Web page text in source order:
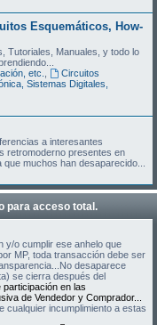
Esquemáticos, How-
Tutoriales, Manuales, y todo lo
etc.
Circuitos
Sistemas Digitales,
a interesantes
retromoderno presentes en
muchos han desaparecido...
para acceso total.
y/o cumplir ese anhelo que
MP, toda transacción debe ser
desaparece
se cierra después del
participación en las
de Vendedor y Comprador...
cualquier incumplimiento a estas